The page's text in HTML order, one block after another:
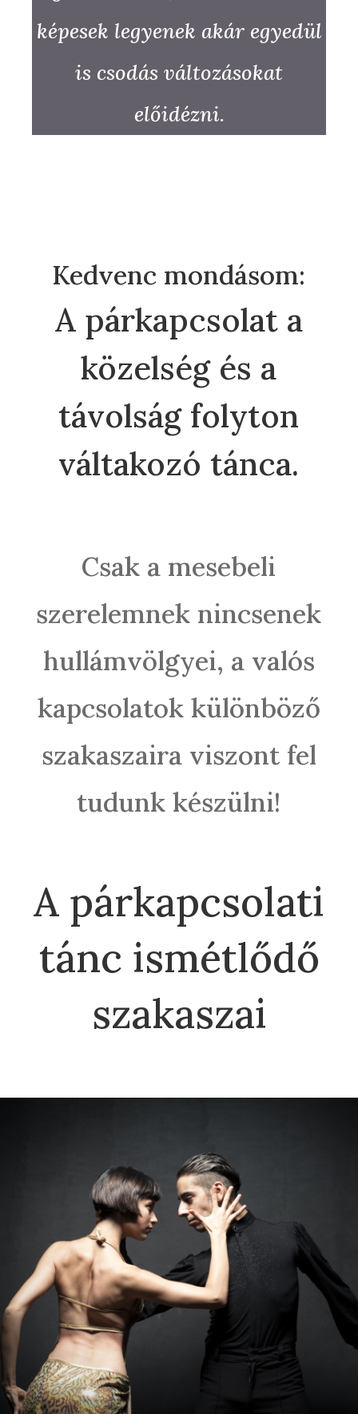
képesek legyenek akár egyedül
is csodás változásokat
előidézni.
Kedvenc mondásom:
A párkapcsolat a
közelség és a
távolság folyton
váltakozó tánca.
Csak a mesebeli
szerelemnek nincsenek
hullámvölgyei, a valós
kapcsolatok különböző
szakaszaira viszont fel
tudunk készülni!
A párkapcsolati
tánc ismétlődő
szakaszai